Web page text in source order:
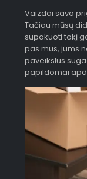
Vaizdai savo
Tačiau mūsų
supakuoti tokį
pas mus, jums
paveikslus
papildomai